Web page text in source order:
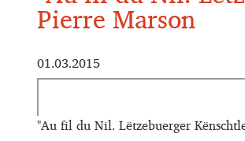
Pierre Marson
01.03.2015
"Au fil du Nil. Lëtzebuerger